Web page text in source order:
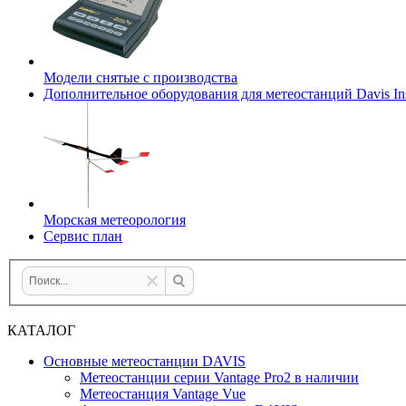
Модели снятые с производства
Дополнительное оборудования для метеостанций Davis
Морская метеорология
Сервис план
КАТАЛОГ
Основные метеостанции DAVIS
Метеостанции серии Vantage Pro2 в наличии
Метеостанция Vantage Vue